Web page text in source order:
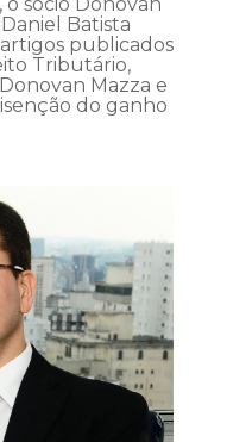
o sócio Donovan
Batista
publicados
Tributário,
Mazza e
do ganho